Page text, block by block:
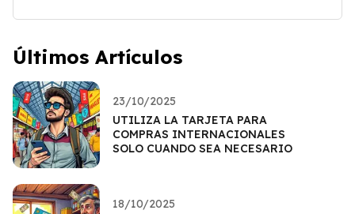
Últimos Artículos
23/10/2025
UTILIZA LA TARJETA PARA
COMPRAS INTERNACIONALES
SOLO CUANDO SEA NECESARIO
18/10/2025